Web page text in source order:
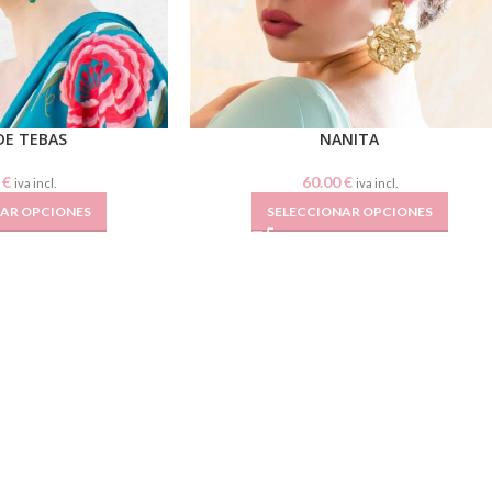
TEBAS
€ iva incl.
OPCIONES
NANITA
60.00€ iva incl.
SELECCIONAR OPCIONES